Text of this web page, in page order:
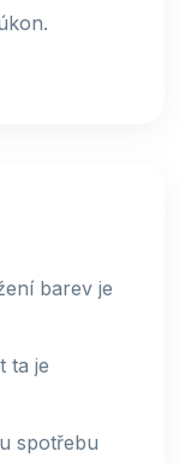
barev je
ta je
spotřebu